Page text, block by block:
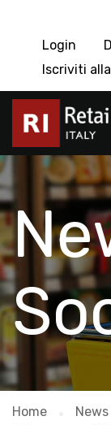
Login
Iscriviti
Home